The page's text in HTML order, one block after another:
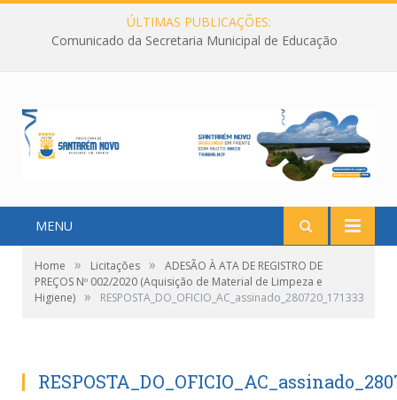
ÚLTIMAS PUBLICAÇÕES:
Comunicado da Secretaria Municipal de Educação
MENU
Home » Licitações »
ADESÃO À ATA DE REGISTRO DE
PREÇOS Nº 002/2020 (Aquisição de Material de Limpeza e
Higiene) » RESPOSTA_DO_OFICIO_AC_assinado_280720_171333